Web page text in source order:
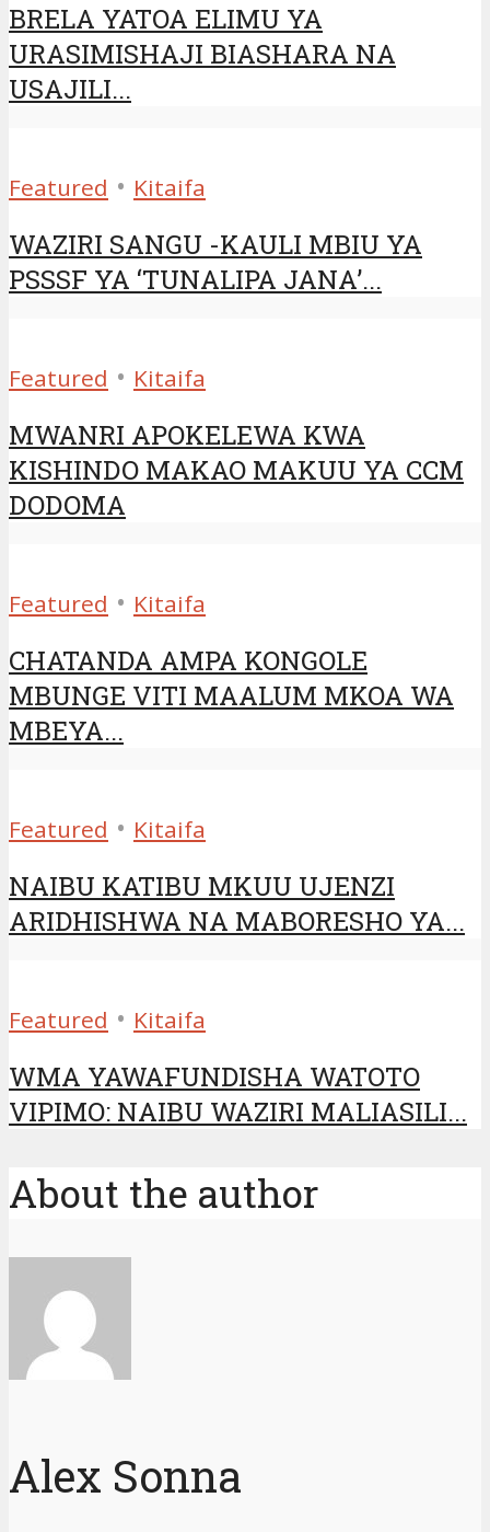
BRELA YATOA ELIMU YA
URASIMISHAJI BIASHARA NA
USAJILI...
Featured • Kitaifa
WAZIRI SANGU -KAULI MBIU YA
PSSSF YA ‘TUNALIPA JANA’...
Featured • Kitaifa
MWANRI APOKELEWA KWA
KISHINDO MAKAO MAKUU YA CCM
DODOMA
Featured • Kitaifa
CHATANDA AMPA KONGOLE
MBUNGE VITI MAALUM MKOA WA
MBEYA...
Featured • Kitaifa
NAIBU KATIBU MKUU UJENZI
ARIDHISHWA NA MABORESHO YA...
Featured • Kitaifa
WMA YAWAFUNDISHA WATOTO
VIPIMO: NAIBU WAZIRI MALIASILI...
About the author
Alex Sonna